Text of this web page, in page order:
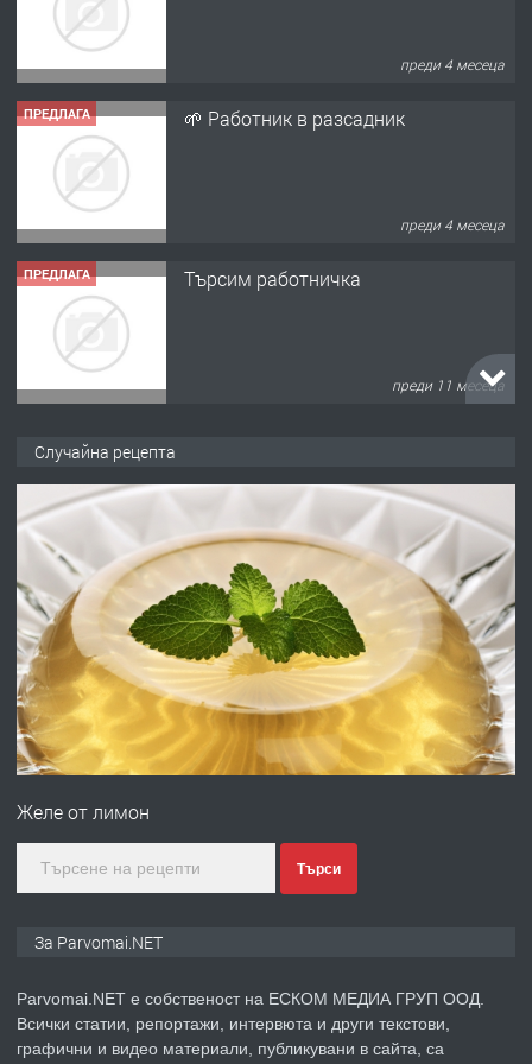
ПРЕДЛАГА 🌱 Работник в разсадник
ПРЕДЛАГА
ПРЕДЛАГА
Продава употребявани чисти и
преди 1 година
ПРЕДЛАГА Работа за общи работници
преди 1 година
ПРЕДЛАГА
Първи поход "По стъпките на Ангел
Войвода"
ПРЕДЛАГА
Монтажник на малки детайли за
медицинската индустрия
ПРЕДЛАГА Уроци по Математика
Случайна рецепта
Желе от лимон
Търси
За Parvomai.NET
Parvomai.NET е собственост на ЕСКОМ МЕДИА ГРУП ООД.
Всички статии, репортажи, интервюта и други текстови,
графични и видео материали, публикувани в сайта, са